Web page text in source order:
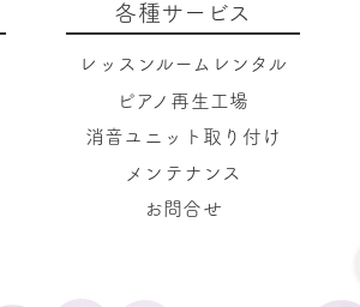
各種サービス
レッスンルームレンタル
ピアノ再生工場
消音ユニット取り付け
メンテナンス
お問合せ